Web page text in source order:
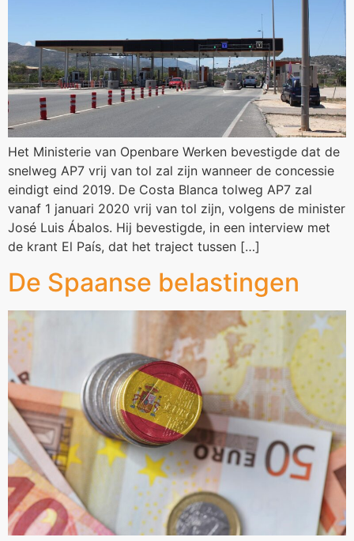
Het Ministerie van Openbare Werken bevestigde dat de
snelweg AP7 vrij van tol zal zijn wanneer de concessie
eindigt eind 2019. De Costa Blanca tolweg AP7 zal
vanaf 1 januari 2020 vrij van tol zijn, volgens de minister
José Luis Ábalos. Hij bevestigde, in een interview met
de krant El País, dat het traject tussen […]
De Spaanse belastingen